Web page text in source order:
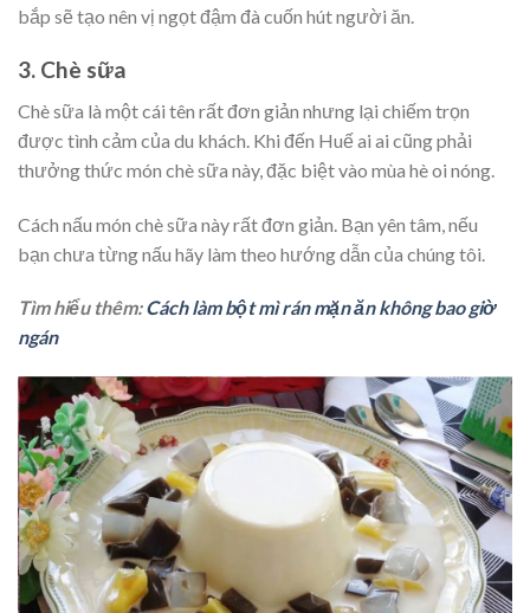
bắp sẽ tạo nên vị ngọt đậm đà cuốn hút người ăn.
3. Chè sữa
Chè sữa là một cái tên rất đơn giản nhưng lại chiếm trọn
được tình cảm của du khách. Khi đến Huế ai ai cũng phải
thưởng thức món chè sữa này, đặc biệt vào mùa hè oi nóng.
Cách nấu món chè sữa này rất đơn giản. Bạn yên tâm, nếu
bạn chưa từng nấu hãy làm theo hướng dẫn của chúng tôi.
Tìm hiểu thêm:Cách làm bột mì rán mặn ăn không bao giờ
ngán